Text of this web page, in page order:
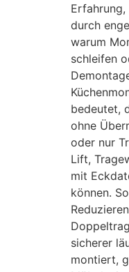
durch
warum
schleifen
bedeutet,
ohne
oder nur
Lift,
mit
können.
sicherer
montiert,